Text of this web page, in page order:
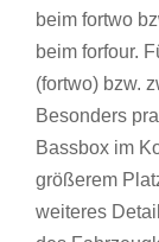
beim fortwo
beim forfour.
(fortwo) bzw.
Besonders
Bassbox im
größerem
weiteres